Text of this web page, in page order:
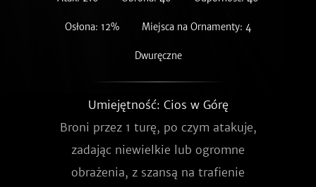
Osłona: 12% Miejsca na Ornamenty: 4
Dwuręczne
Umiejętność: Cios w Górę
Broni przez 1 turę, po czym atakuje,
zadając niewielkie lub ogromne
obrażenia, z szansą na trafienie